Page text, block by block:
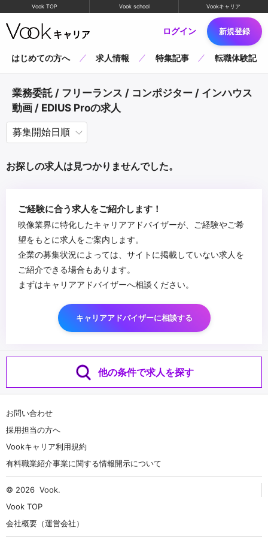
Vook TOP Vook school Vookキャリア
ログイン 新規登録
はじめての方へ 求人情報 特集記事 転職体験記
業務委託 / フリーランス / コンポジター / インハウス
動画 / EDIUS Proの求人
お探しの求人は見つかりませんでした。
ご経験に合う求人をご紹介します！
映像業界に特化したキャリアアドバイザーが、ご経験やご希
望をもとに求人をご案内します。
企業の募集状況によっては、サイトに掲載していない求人を
ご紹介できる場合もあります。
まずはキャリアアドバイザーへ相談ください。
キャリアアドバイザーに相談する
他の条件で求人を探す
お問い合わせ
採用担当の方へ
Vookキャリア利用規約
有料職業紹介事業に関する情報開示について
© 2026 Vook.
Vook TOP
会社概要（運営会社）